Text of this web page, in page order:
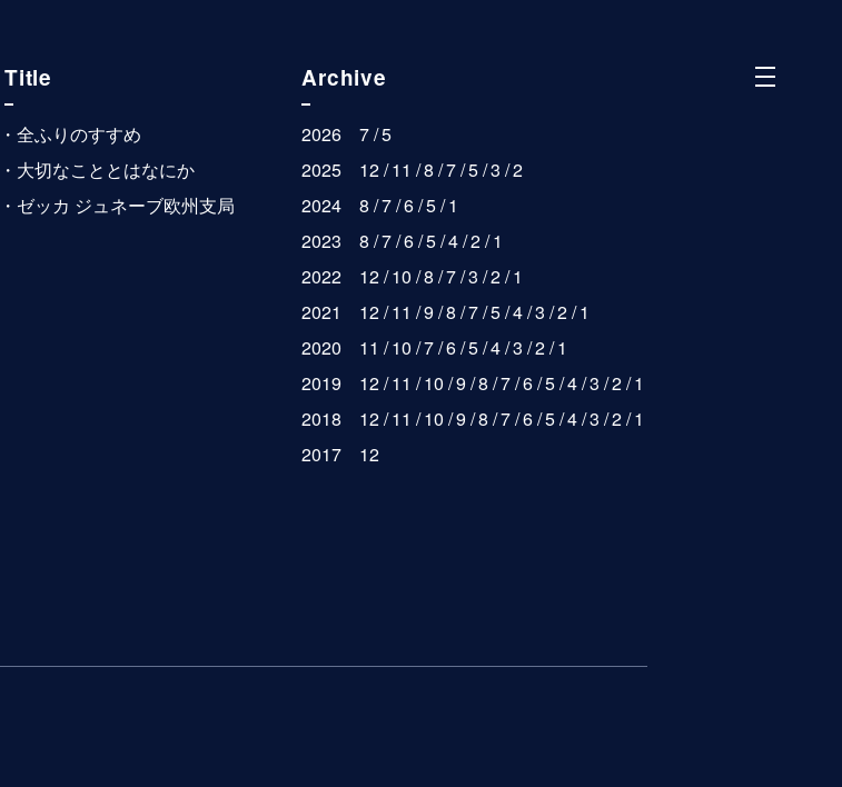
Title
全ふりのすすめ
大切なこととはなにか
ゼッカ ジュネーブ欧州支局
Archive
2026 7 5
2025
12 11 8 7 5 3 2
2024
8 7 6 5 1
2023
8 7 6 5 4 2 1
2022
12 10 8 7 3 2 1
2021
12 11 9 8 7 5 4 3 2 1
2020
11 10 7 6 5 4 3 2 1
2019
12 11 10 9 8 7 6 5 4 3 2 1
2018
12 11 10 9 8 7 6 5 4 3 2 1
2017
12